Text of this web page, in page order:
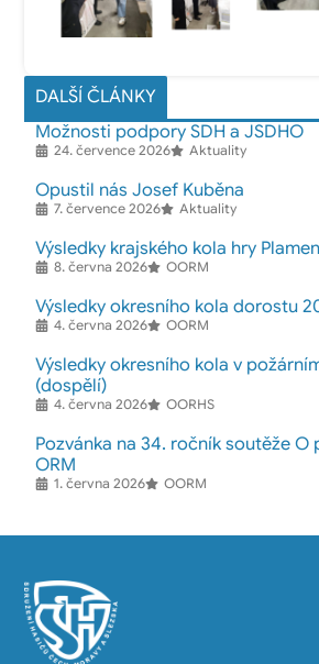
DALŠÍ ČLÁNKY
Možnosti podpory SDH a JSDHO
24. července 2026 Aktuality
Opustil nás Josef Kuběna
7. července 2026 Aktuality
Výsledky krajského kola hry
8. června 2026 OORM
Výsledky okresního kola dorostu
4. června 2026 OORM
Výsledky okresního kola v
(dospělí)
4. června 2026 OORHS
Pozvánka na 34. ročník soutěže
ORM
1. června 2026 OORM